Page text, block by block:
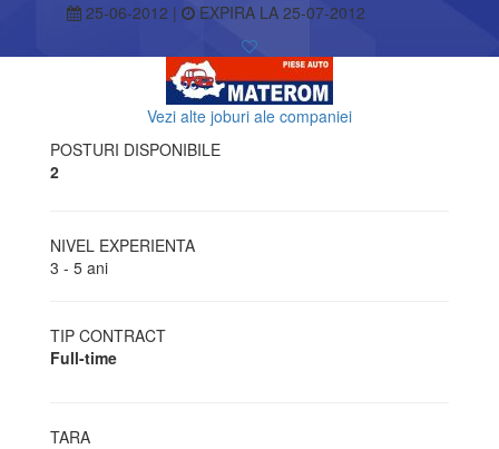
25-06-2012 | EXPIRA LA 25-07-2012
Vezi alte joburi ale companiei
POSTURI DISPONIBILE
2
NIVEL EXPERIENTA
3 - 5 ani
TIP CONTRACT
Full-time
TARA